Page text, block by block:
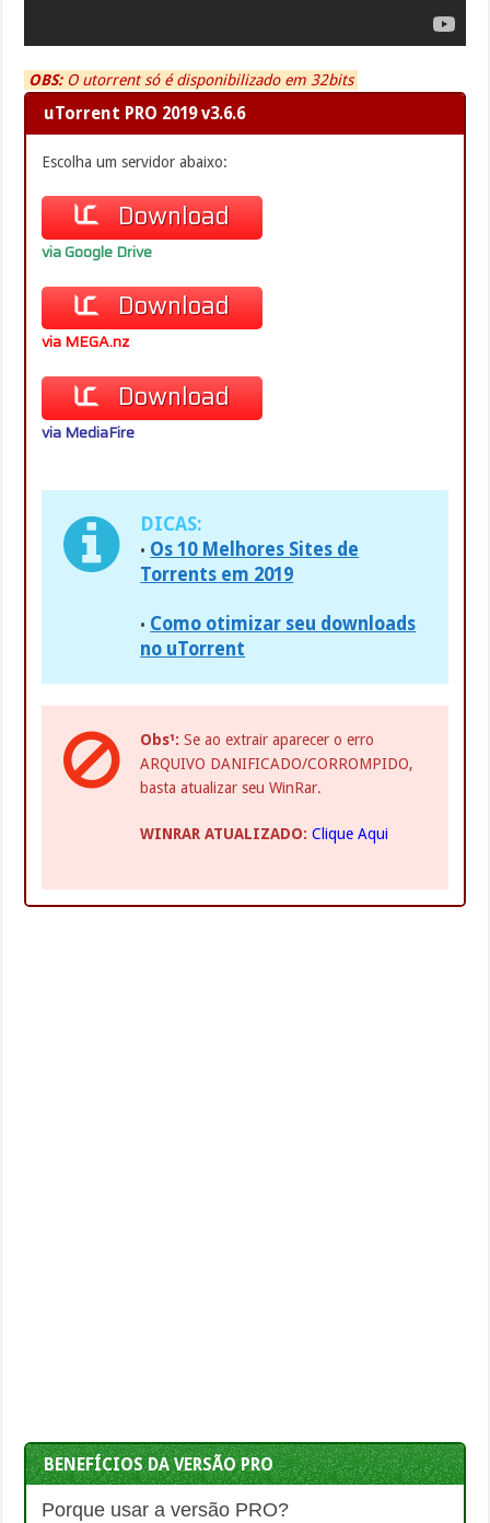
OBS:O utorrent só é disponibilizado em 32bits
uTorrent PRO 2019 v3.6.6
Escolha um servidor abaixo:
Download
via Google Drive
Download
via MEGA.nz
Download
via MediaFire
DICAS:
• Os 10 Melhores Sites de
Torrents em 2019
• Como otimizar seu downloads
no uTorrent
Obs¹: Se ao extrair aparecer o erro
ARQUIVO DANIFICADO/CORROMPIDO,
basta atualizar seu WinRar.
WINRAR ATUALIZADO: Clique Aqui
BENEFÍCIOS DA VERSÃO PRO
Porque usar a versão PRO?